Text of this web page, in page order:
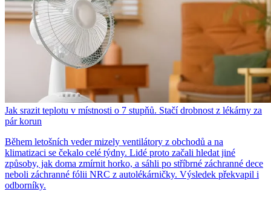
Jak srazit teplotu v místnosti o 7 stupňů. Stačí drobnost z lékárny za
pár korun
Během letošních veder mizely ventilátory z obchodů a na
klimatizaci se čekalo celé týdny. Lidé proto začali hledat jiné
způsoby, jak doma zmírnit horko, a sáhli po stříbrné záchranné dece
neboli záchranné fólii NRC z autolékárničky. Výsledek překvapil i
odborníky.